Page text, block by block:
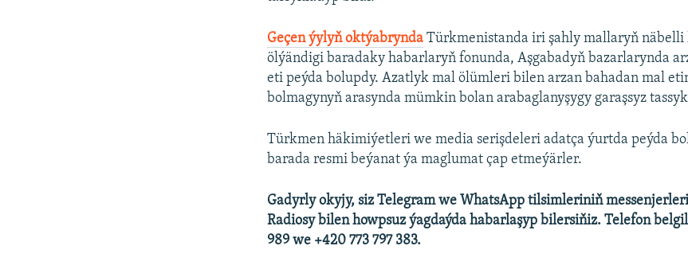
Geçen ýylyň oktýabrynda Türkmenistanda iri şahly mallaryň näbelli
ölýändigi baradaky habarlaryň fonunda, Aşgabadyň bazarlarynda
eti peýda bolupdy. Azatlyk mal ölümleri bilen arzan bahadan mal
bolmagynyň arasynda mümkin bolan arabaglanyşygy garaşsyz
Türkmen häkimiýetleri we media serişdeleri adatça ýurtda peýda
barada resmi beýanat ýa maglumat çap etmeýärler.
Gadyrly okyjy, siz Telegram we WhatsApp tilsimleriniň
Radiosy bilen howpsuz ýagdaýda habarlaşyp bilersiňiz. Telefon
989 we +420 773 797 383.